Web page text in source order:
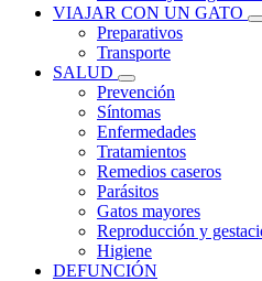
VIAJAR CON UN GATO
Preparativos
Transporte
SALUD
Prevención
Síntomas
Enfermedades
Tratamientos
Remedios caseros
Parásitos
Gatos mayores
Reproducción y
Higiene
DEFUNCIÓN